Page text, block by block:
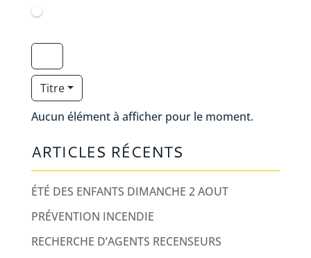
Titre
Aucun élément à afficher pour le moment.
ARTICLES RÉCENTS
ÉTÉ DES ENFANTS DIMANCHE 2 AOUT
PRÉVENTION INCENDIE
RECHERCHE D’AGENTS RECENSEURS